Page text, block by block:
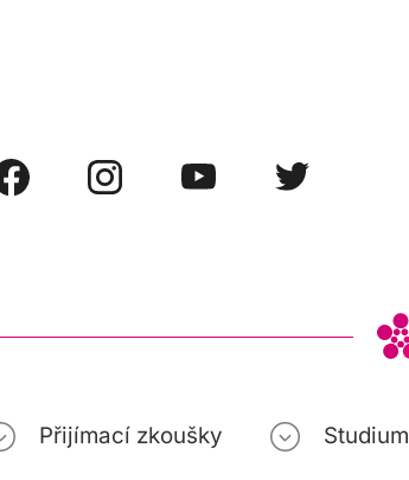
Přijímací zkoušky Studium